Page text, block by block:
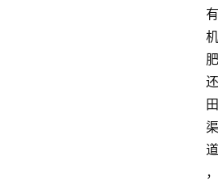
有
机
肥
还
田
渠
道
，